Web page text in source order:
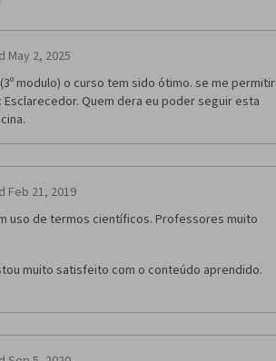
May 2, 2025
modulo) o curso tem sido ótimo. se me permitir
Esclarecedor. Quem dera eu poder seguir esta
Feb 21, 2019
uso de termos científicos. Professores muito
muito satisfeito com o conteúdo aprendido.